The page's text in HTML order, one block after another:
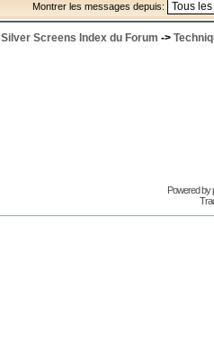
Montrer les messages depuis:
Silver Screens Index du Forum ->
Powered by